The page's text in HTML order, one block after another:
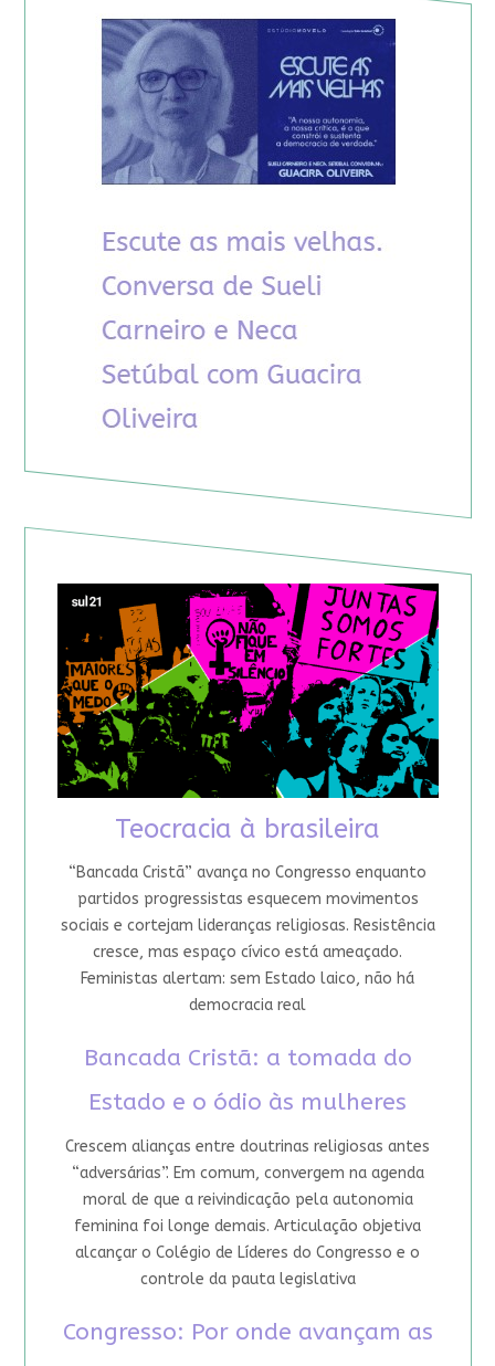
Teocracia à brasileira
“Bancada Cristã” avança no Congresso enquanto
partidos progressistas esquecem movimentos
sociais e cortejam lideranças religiosas. Resistência
cresce, mas espaço cívico está ameaçado.
Feministas alertam: sem Estado laico, não há
democracia real
Bancada Cristã: a tomada do
Estado e o ódio às mulheres
Crescem alianças entre doutrinas religiosas antes
“adversárias”. Em comum, convergem na agenda
moral de que a reivindicação pela autonomia
feminina foi longe demais. Articulação objetiva
alcançar o Colégio de Líderes do Congresso e o
controle da pauta legislativa
Congresso: Por onde avançam as